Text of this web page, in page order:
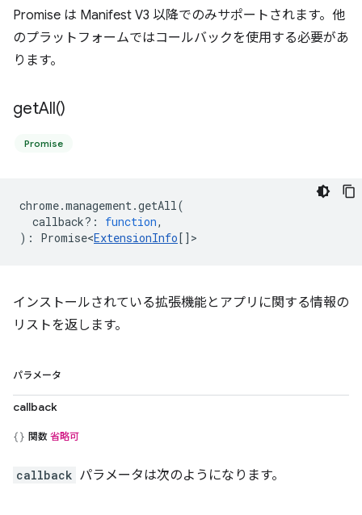
Promise は Manifest V3 以降でのみサポートされます。他
のプラットフォームではコールバックを使用する必要があ
ります。
getAll()
Promise
chrome.management.getAll(
callback? : function,
) : Promise<ExtensionInfo[] >
インストールされている拡張機能とアプリに関する情報の
リストを返します。
パラメータ
callback
関数 省略可
callback パラメータは次のようになります。